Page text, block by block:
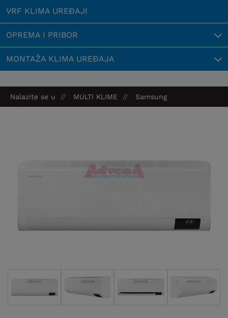
VRF KLIMA UREĐAJI
OPREMA I PRIBOR
MONTAŽA KLIMA UREĐAJA
Nalazite se u MULTI KLIME Samsung